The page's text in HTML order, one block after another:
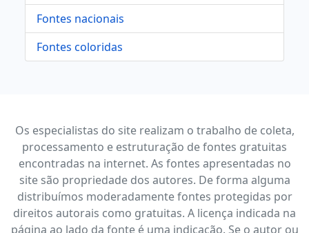
Fontes nacionais
Fontes coloridas
Os especialistas do site realizam o trabalho de coleta,
processamento e estruturação de fontes gratuitas
encontradas na internet. As fontes apresentadas no
site são propriedade dos autores. De forma alguma
distribuímos moderadamente fontes protegidas por
direitos autorais como gratuitas. A licença indicada na
página ao lado da fonte é uma indicação. Se o autor ou